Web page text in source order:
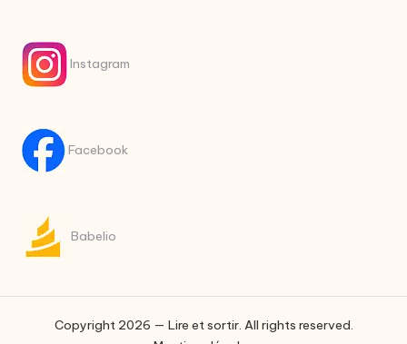
Instagram
Facebook
Babelio
Copyright 2026 — Lire et sortir. All rights reserved.